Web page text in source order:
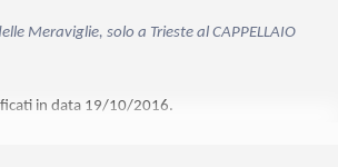
Meraviglie, solo a Trieste al CAPPELLAIO
in data 19/10/2016.